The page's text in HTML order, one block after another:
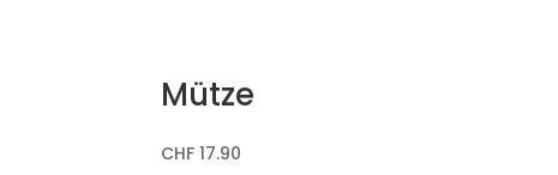
Mütze
CHF 17.90